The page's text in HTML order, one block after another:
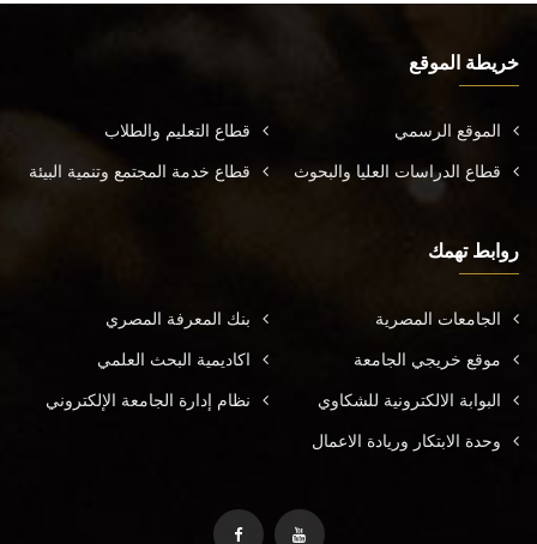
خريطة الموقع
الموقع الرسمي قطاع التعليم والطلاب
قطاع الدراسات العليا والبحوث قطاع خدمة المجتمع وتنمية البيئة
روابط تهمك
الجامعات المصرية بنك المعرفة المصري
موقع خريجي الجامعة اكاديمية البحث العلمي
البوابة الالكترونية للشكاوي نظام إدارة الجامعة الإلكتروني
وحدة الابتكار وريادة الاعمال